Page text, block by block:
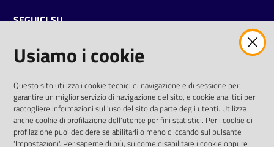
SEGUICI SU
twitterfacebookyoutube
AREA DIPENDENTI
Posta Elettronica Aziendale
Cloud aziendale(manuale di istruzioni)
Portale del Dipendente
Usiamo i cookie
Questo sito utilizza i cookie tecnici di navigazione e di sessione per
garantire un miglior servizio di navigazione del sito, e cookie analitici per
raccogliere informazioni sull'uso del sito da parte degli utenti. Utilizza
anche cookie di profilazione dell'utente per fini statistici. Per i cookie di
profilazione puoi decidere se abilitarli o meno cliccando sul pulsante
'Impostazioni'. Per saperne di più, su come disabilitare i cookie oppure